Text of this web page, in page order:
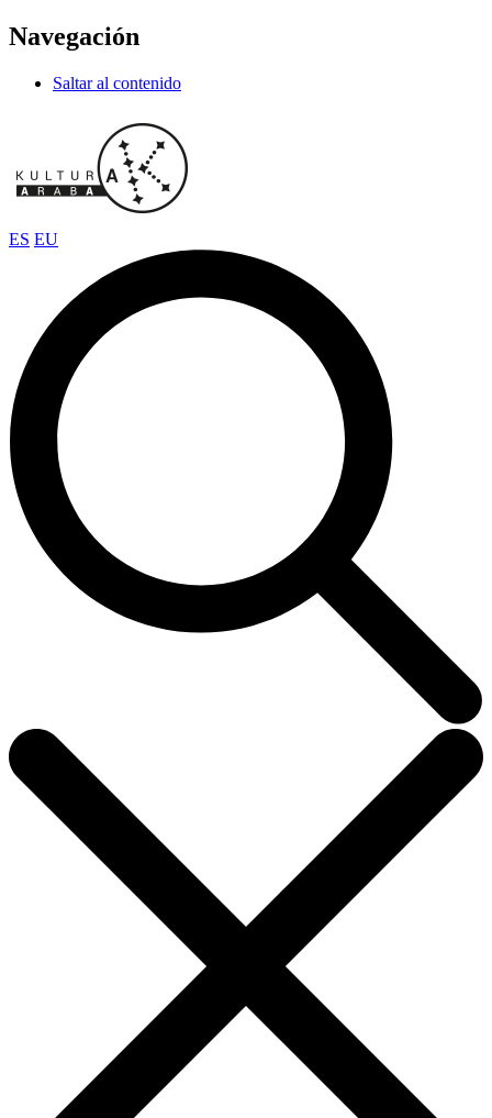
Navegación
Saltar al contenido
ES EU